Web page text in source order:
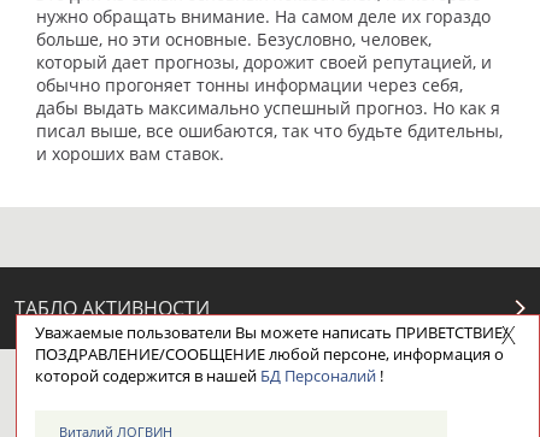
нужно обращать внимание. На самом деле их гораздо
больше, но эти основные. Безусловно, человек,
который дает прогнозы, дорожит своей репутацией, и
обычно прогоняет тонны информации через себя,
дабы выдать максимально успешный прогноз. Но как я
писал выше, все ошибаются, так что будьте бдительны,
и хороших вам ставок.
ТАБЛО АКТИВНОСТИ
ЦЕЛИ ПРОЕКТА НАШИ КНОПКИ
Уважаемые пользователи Вы можете написать ПРИВЕТСТВИЕ/
ПОЗДРАВЛЕНИЕ/СООБЩЕНИЕ любой персоне, информация о
которой содержится в нашей БД Персоналий!
Виталий ЛОГВИН